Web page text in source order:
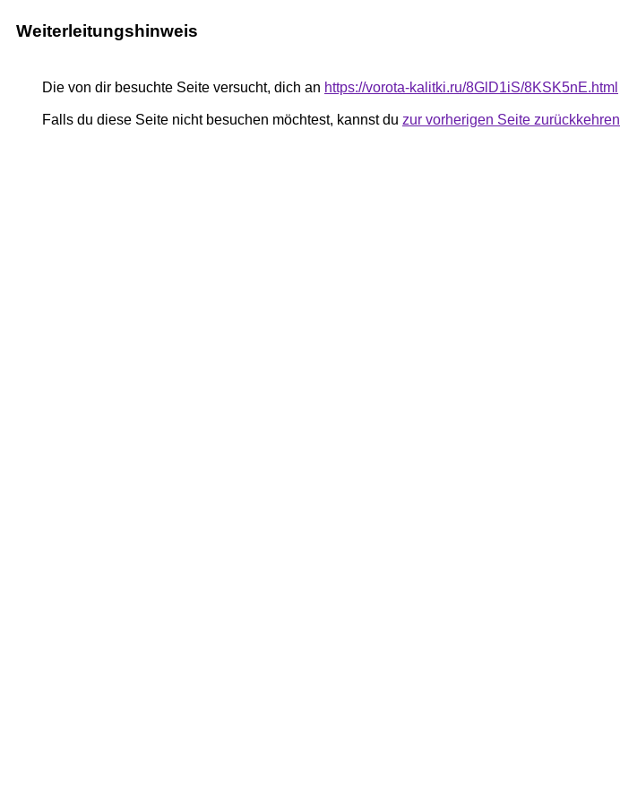
Weiterleitungshinweis
Die von dir besuchte Seite versucht, dich an https://vorota-kalitki.ru/8GlD1iS/8KSK5nE.html
Falls du diese Seite nicht besuchen möchtest, kannst du zur vorherigen Seite zurückkehren